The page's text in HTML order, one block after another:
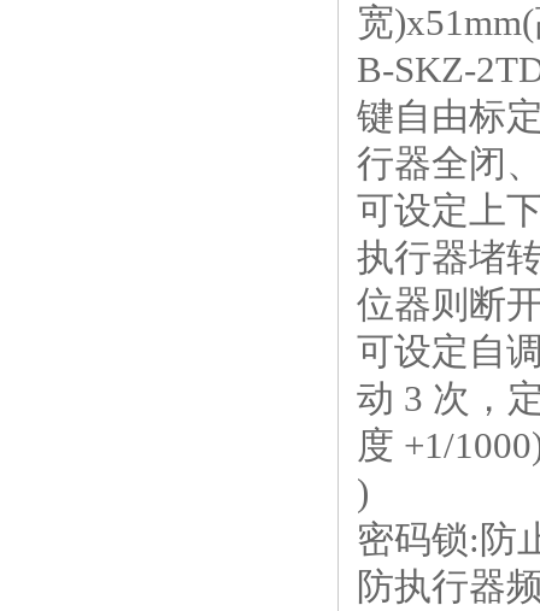
宽)x51mm(
B-SKZ-
键自由标
行器全闭
可设定上
执行器堵
位器则断
可设定自
动 3 次，
度 +1/
)
密码锁: 防
防执行器